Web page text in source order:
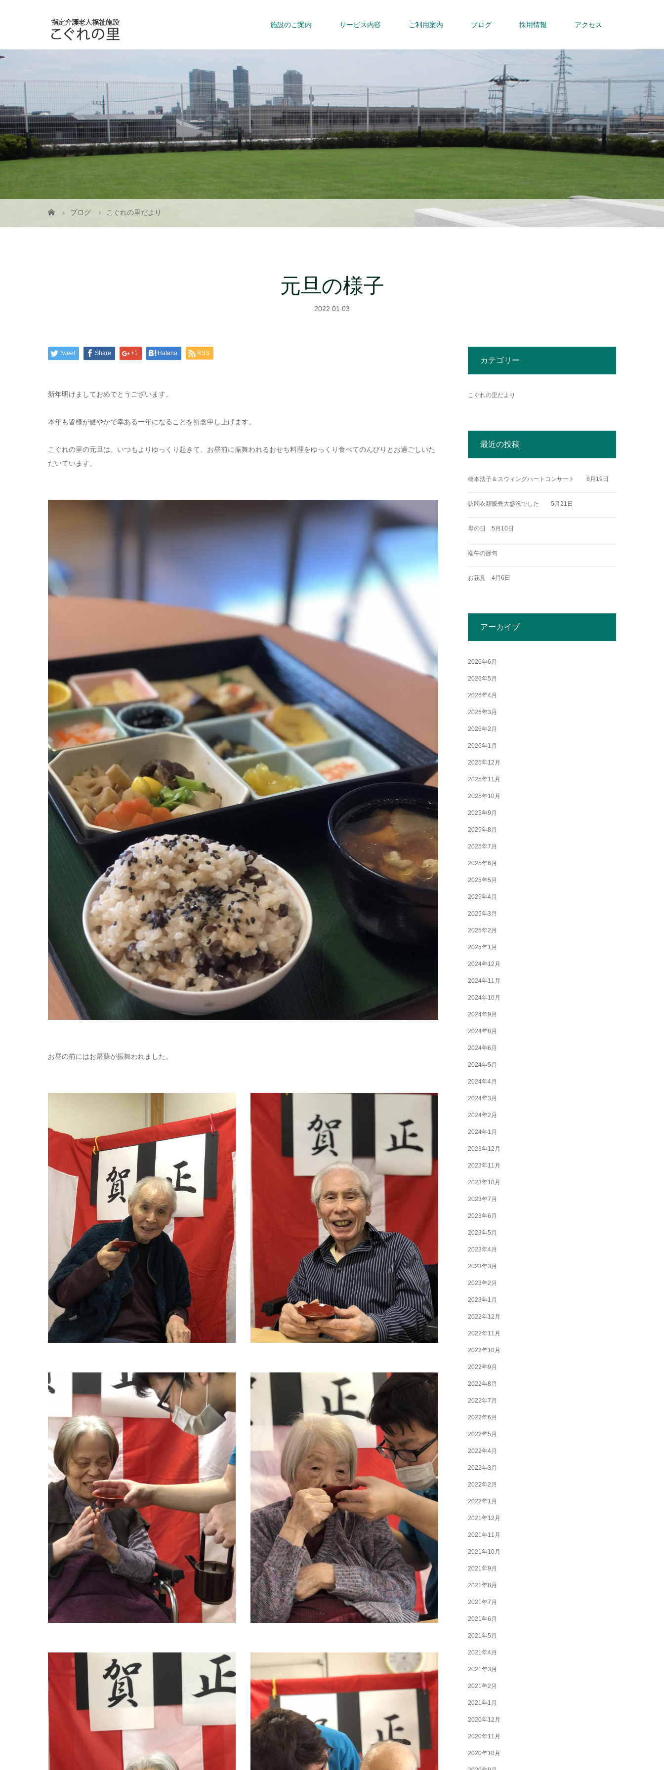
施設のご案内 サービス内容 ご利用案内 ブログ 採用情報 アクセス
ブログ こぐれの里だより
元旦の様子
2022.01.03
Tweet Share +1 Hatena RSS
新年明けましておめでとうございます。
本年も皆様が健やかで幸ある一年になることを祈念申し上げます。
こぐれの里の元旦は、いつもよりゆっくり起きて、お昼前に振舞われるおせち料理をゆっくり食べてのんびりとお過ごしいた
だいています。
お昼の前にはお屠蘇が振舞われました。
カテゴリー
こぐれの里だより
最近の投稿
橋本法子＆スウィングハートコンサート 6月19日
訪問衣類販売大盛況でした 5月21日
母の日 5月10日
端午の節句
お花見 4月6日
アーカイブ
2026年6月
2026年5月
2026年4月
2026年3月
2026年2月
2026年1月
2025年12月
2025年11月
2025年10月
2025年9月
2025年8月
2025年7月
2025年6月
2025年5月
2025年4月
2025年3月
2025年2月
2025年1月
2024年12月
2024年11月
2024年10月
2024年9月
2024年8月
2024年6月
2024年5月
2024年4月
2024年3月
2024年2月
2024年1月
2023年12月
2023年11月
2023年10月
2023年7月
2023年6月
2023年5月
2023年4月
2023年3月
2023年2月
2023年1月
2022年12月
2022年11月
2022年10月
2022年9月
2022年8月
2022年7月
2022年6月
2022年5月
2022年4月
2022年3月
2022年2月
2022年1月
2021年12月
2021年11月
2021年10月
2021年9月
2021年8月
2021年7月
2021年6月
2021年5月
2021年4月
2021年3月
2021年2月
2021年1月
2020年12月
2020年11月
2020年10月